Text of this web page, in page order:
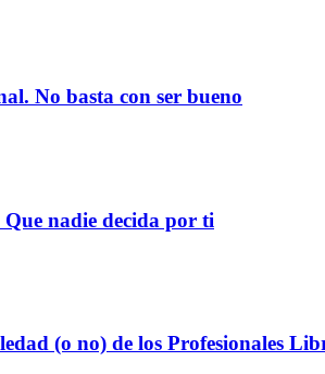
No basta con ser bueno
nadie decida por ti
(o no) de los Profesionales